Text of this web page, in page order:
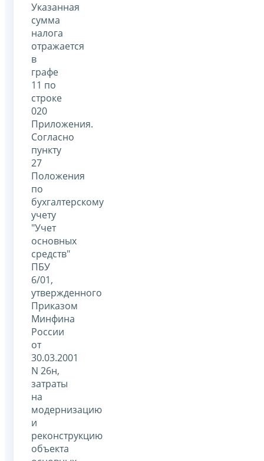
Указанная
сумма
налога
отражается
в
графе
11 по
строке
020
Приложения.
Согласно
пункту
27
Положения
по
бухгалтерскому
учету
"Учет
основных
средств"
ПБУ
6/01,
утвержденного
Приказом
Минфина
России
от
30.03.2001
N 26н,
затраты
на
модернизацию
и
реконструкцию
объекта